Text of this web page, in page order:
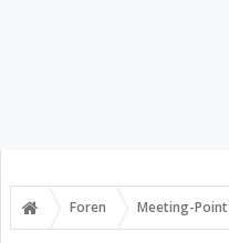
Foren Meeting-Point